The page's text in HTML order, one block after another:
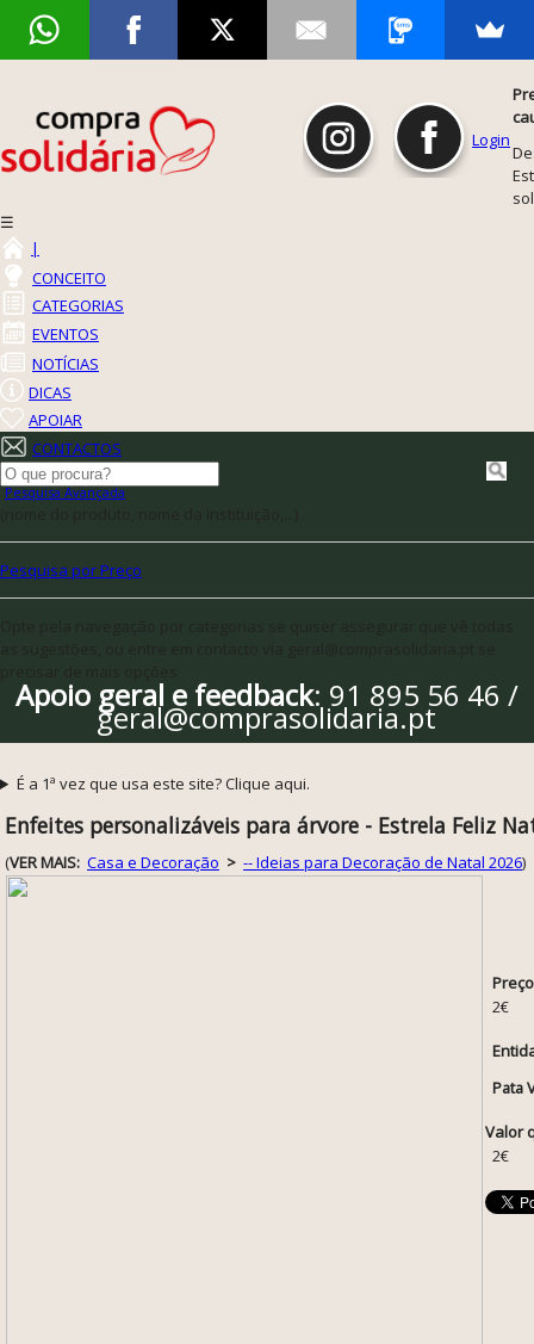
Login
☰
|
CONCEITO
CATEGORIAS
EVENTOS
NOTÍCIAS
DICAS
APOIAR
CONTACTOS
Pesquisa Avançada
Pesquisa por Preço
Apoio geral e feedback: 91 895 56 46 /
geral@comprasolidaria.pt
É a 1ª vez que usa este site? Clique aqui.
Enfeites personalizáveis para árvore - Estrela Feliz
(VER MAIS: Casa e Decoração > -- Ideias para Decoração de Natal 2026)
2€
Pata
Valor
2€